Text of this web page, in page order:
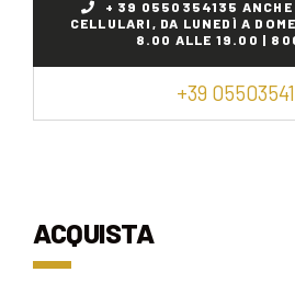
+ 39 0550354135 ANCHE
CELLULARI, DA LUNEDÌ A
8.00 ALLE 19.00 |
+39
ACQUISTA